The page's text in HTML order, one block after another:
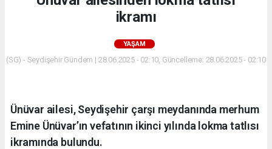
ikramı
YAŞAM
(SG) - Seydişehir Gündem | 28.06.2025 - 02:10, Güncelleme: 28.06.2025 - 02:10
Ünüvar ailesi, Seydişehir çarşı meydanında merhum
Emine Ünüvar’ın vefatının ikinci yılında lokma tatlısı
ikramında bulundu.